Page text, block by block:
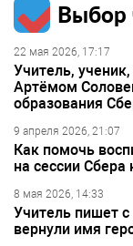
Выбор
22 мая 2026, 17:17
Учитель,
Артёмом
образования
9 апреля 2026, 21:07
Как помочь
на сессии
8 мая 2026, 14:33
Учитель пишет
вернули имя